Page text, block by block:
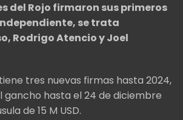
del Rojo firmaron sus primeros
se trata
Rodrigo Atencio y Joel
tres nuevas firmas hasta 2024,
gancho hasta el 24 de diciembre
de 15 M USD.